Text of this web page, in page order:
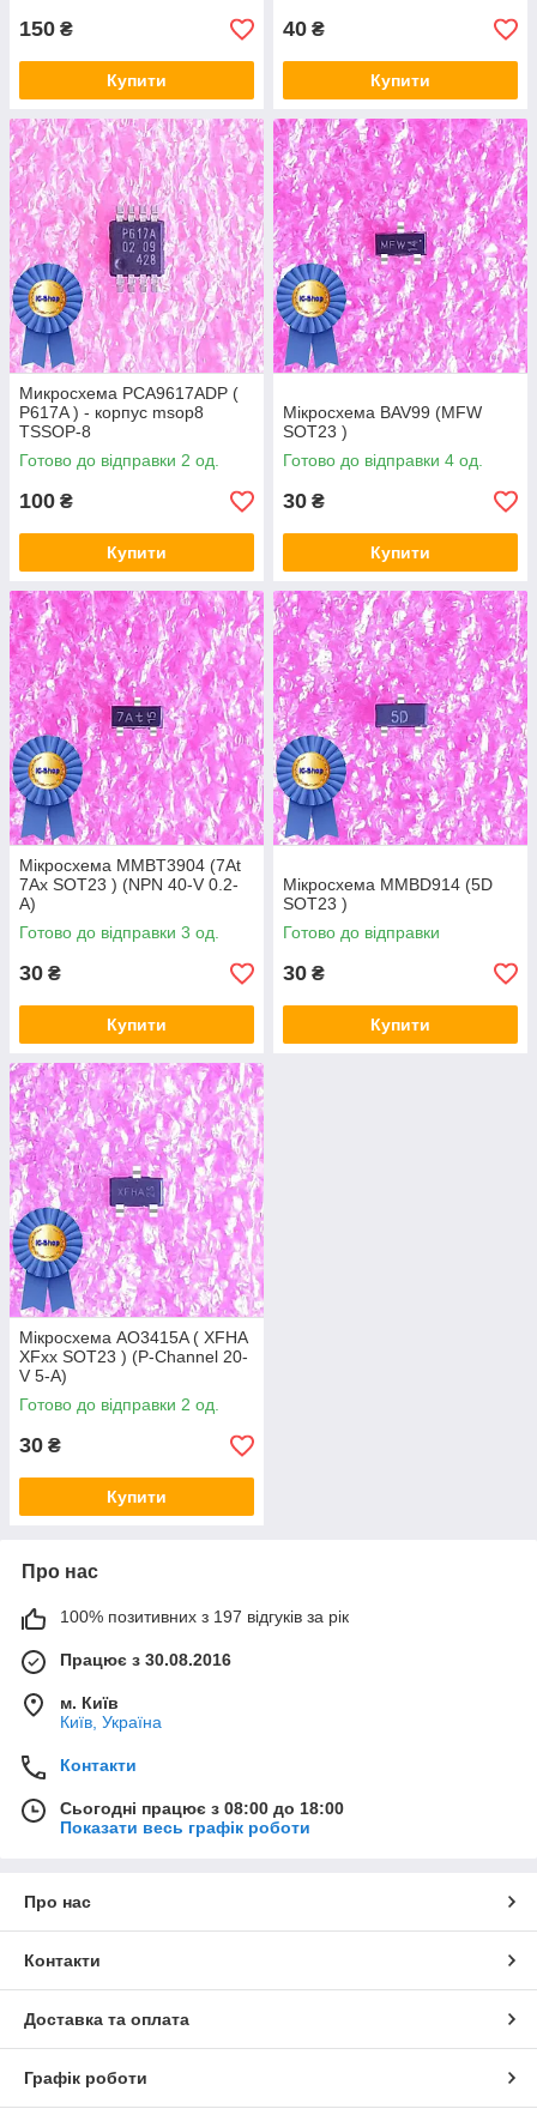
150 ₴
Купити
40 ₴
Купити
Микросхема PCA9617ADP (
P617A ) - корпус msop8
TSSOP-8
Готово до відправки 2 од.
100 ₴
Купити
Мікросхема BAV99 (MFW
SOT23 )
Готово до відправки 4 од.
30 ₴
Купити
Мікросхема MMBT3904 (7At
7Ax SOT23 ) (NPN 40-V 0.2-
A)
Готово до відправки 3 од.
30 ₴
Купити
Мікросхема MMBD914 (5D
SOT23 )
Готово до відправки
30 ₴
Купити
Мікросхема AO3415A ( XFHA
XFxx SOT23 ) (P-Channel 20-
V 5-A)
Готово до відправки 2 од.
30 ₴
Купити
Про нас
100% позитивних з 197 відгуків за рік
Працює з 30.08.2016
м. Київ
Київ, Україна
Контакти
Сьогодні працює з 08:00 до 18:00
Показати весь графік роботи
Про нас
Контакти
Доставка та оплата
Графік роботи